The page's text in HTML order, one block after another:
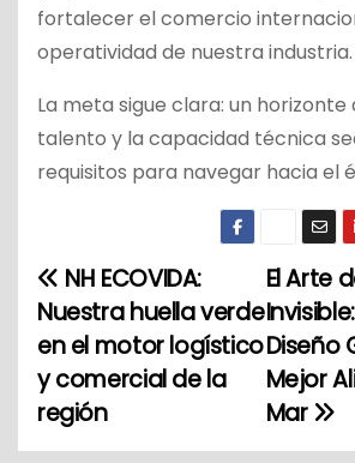
fortalecer el comercio
operatividad de nuestra industria.
La meta sigue clara: un horizonte
talento y la capacidad técnica
requisitos para navegar hacia el
N
a
v
e
El Arte
Diseño
Mejor
Mar
NH ECOVIDA:
Nuestra huella verde
en el motor logístico
y comercial de la
región